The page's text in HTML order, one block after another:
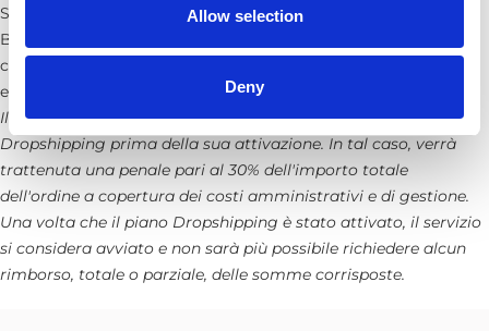
Allow selection
Deny
Si precisa inoltre che, per tutti i tipi di ordine (Dropshipping e
B2B), non e' prevista la modalita' di ritiro in sede tramite
corriere BRT o GLS. Le spedizioni vengono gestite
esclusivamente con consegna all'indirizzo indicato dal cliente.
Il cliente ha facoltà di richiedere la cancellazione del piano
Dropshipping prima della sua attivazione. In tal caso, verrà
trattenuta una penale pari al 30% dell'importo totale
dell'ordine a copertura dei costi amministrativi e di gestione.
Una volta che il piano Dropshipping è stato attivato, il servizio
si considera avviato e non sarà più possibile richiedere alcun
rimborso, totale o parziale, delle somme corrisposte.